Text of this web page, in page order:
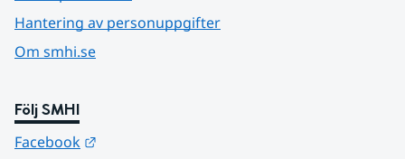
Hantering av personuppgifter
Om smhi.se
Följ SMHI
Facebook